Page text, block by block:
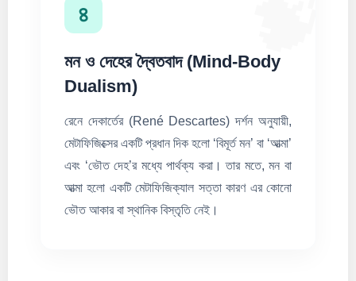
৪
মন ও দেহের দ্বৈতবাদ (Mind-Body
Dualism)
রেনে দেকার্তের (René Descartes) দর্শন অনুযায়ী,
মেটাফিজিক্সের একটি প্রধান দিক হলো ‘বিমূর্ত মন’ বা ‘আত্মা’
এবং ‘ভৌত দেহ’র মধ্যে পার্থক্য করা। তার মতে, মন বা
আত্মা হলো একটি মেটাফিজিক্যাল সত্তা কারণ এর কোনো
ভৌত আকার বা স্থানিক বিস্তৃতি নেই।